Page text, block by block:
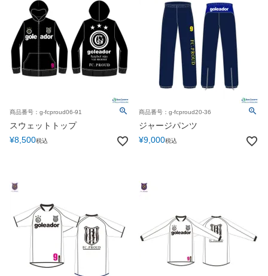
商品番号：g-fcproud06-91
スウェットトップ
¥8,500税込
商品番号：g-fcproud20-36
ジャージパンツ
¥9,000税込